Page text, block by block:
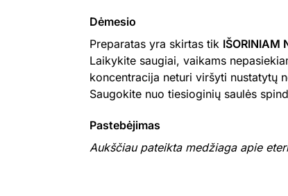
Dėmesio
Preparatas yra skirtas tik IŠORINIAM
Laikykite saugiai, vaikams
koncentracija neturi viršyti nustatytų
Saugokite nuo tiesioginių saulės
Pastebėjimas
Aukščiau pateikta medžiaga apie